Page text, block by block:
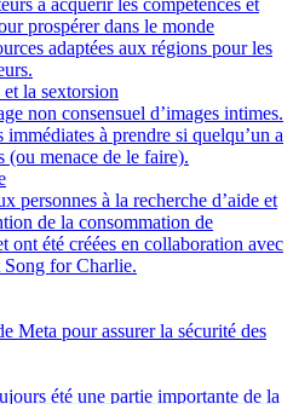
à acquérir les compétences et
prospérer dans le monde
adaptées aux régions pour les
la sextorsion
non consensuel d’images intimes.
à prendre si quelqu’un a
(ou menace de le faire).
personnes à la recherche d’aide et
de la consommation de
ont été créées en collaboration avec
for Charlie.
Meta pour assurer la sécurité des
été une partie importante de la